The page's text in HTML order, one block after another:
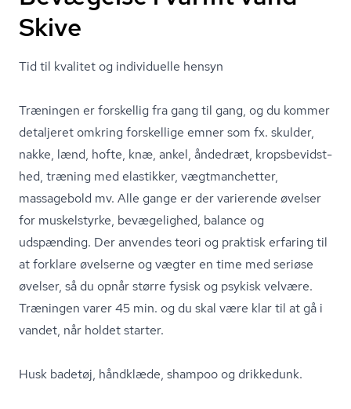
Skive
Tid til kvalitet og individuelle hensyn
Træningen er forskellig fra gang til gang, og du kommer
detaljeret omkring forskellige emner som fx. skulder,
nakke, lænd, hofte, knæ, ankel, åndedræt, kro­ps­be­vidst­
hed, træning med elastikker, vægtmanchetter,
massagebold mv. Alle gange er der varierende øvelser
for muskelstyrke, bevægelighed, balance og
udspænding. Der anvendes teori og praktisk erfaring til
at forklare øvelserne og vægter en time med seriøse
øvelser, så du opnår større fysisk og psykisk velvære.
Træningen varer 45 min. og du skal være klar til at gå i
vandet, når holdet starter.
Husk badetøj, håndklæde, shampoo og drikkedunk.